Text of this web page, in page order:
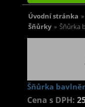
Úvodní stránka »
Šňůrky » Šňůrka
Šňůrka
Cena s DPH: